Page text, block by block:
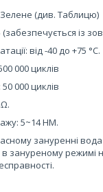
(див. Таблицю)
(забезпечується із
від -40 до +75 °С.
000 циклів
000 циклів
5~14 НМ.
зануренні
в зануреному